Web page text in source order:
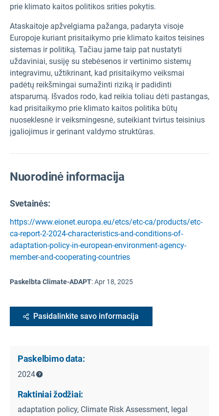
prie klimato kaitos politikos srities pokytis.
Ataskaitoje apžvelgiama pažanga, padaryta visoje
Europoje kuriant prisitaikymo prie klimato kaitos teisines
sistemas ir politiką. Tačiau jame taip pat nustatyti
uždaviniai, susiję su stebėsenos ir vertinimo sistemų
integravimu, užtikrinant, kad prisitaikymo veiksmai
padėtų reikšmingai sumažinti riziką ir padidinti
atsparumą. Išvados rodo, kad reikia toliau dėti pastangas,
kad prisitaikymo prie klimato kaitos politika būtų
nuoseklesnė ir veiksmingesnė, suteikiant tvirtus teisinius
įgaliojimus ir gerinant valdymo struktūras.
Nuorodinė informacija
Svetainės:
https://www.eionet.europa.eu/etcs/etc-ca/products/etc-
ca-report-2-2024-characteristics-and-conditions-of-
adaptation-policy-in-european-environment-agency-
member-and-cooperating-countries
Paskelbta Climate-ADAPT:Apr 18, 2025
Pasidalinkite savo informacija
Paskelbimo data:
2024
Raktiniai žodžiai:
adaptation policy, Climate Risk Assessment, legal